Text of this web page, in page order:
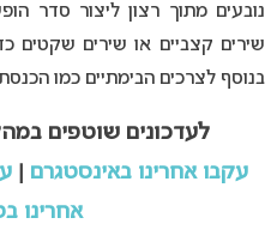
נובעים מתוך רצון ליצור סדר
שירים קצביים או שירים שקטים
בנוסף לצרכים הבימתיים כמו
לעדכונים שוטפים
עקבו אחרינו באינסטגרם
אחרינו